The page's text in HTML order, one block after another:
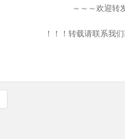
～～～欢迎转
！！！转载请联系我